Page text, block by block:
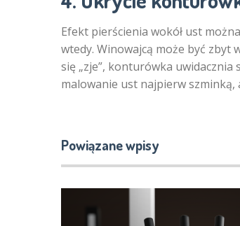
Efekt pierścienia wokół ust
wtedy. Winowajcą może być zbyt
się „zje”, konturówka
malowanie ust najpierw
Powiązane wpisy